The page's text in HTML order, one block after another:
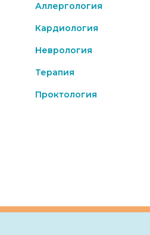
Аллергология
Кардиология
Неврология
Терапия
Проктология